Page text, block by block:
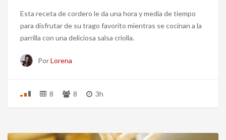
Esta receta de cordero le da una hora y media de tiempo
para disfrutar de su trago favorito mientras se cocinan a la
parrilla con una deliciosa salsa criolla.
PorLorena
8 8 3h